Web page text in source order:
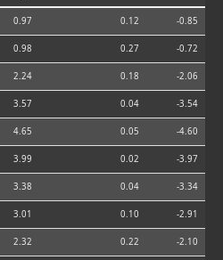
0.97 0.12 -0.85
0.98 0.27 -0.72
2.24 0.18 -2.06
3.57 0.04 -3.54
4.65 0.05 -4.60
3.99 0.02 -3.97
3.38 0.04 -3.34
3.01 0.10 -2.91
2.32 0.22 -2.10